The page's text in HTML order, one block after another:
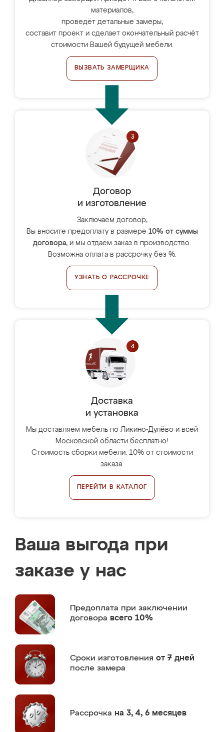
материалов,
проведёт детальные замеры,
составит проект и сделает окончательный расчёт
стоимости Вашей будущей мебели.
ВЫЗВАТЬ ЗАМЕРЩИКА
Договор
и изготовление
Заключаем договор,
Вы вносите предоплату в размере 10% от суммы
договора, и мы отдаём заказ в производство.
Возможна оплата в рассрочку без %.
УЗНАТЬ О РАССРОЧКЕ
Доставка
и установка
Мы доставляем мебель по Ликино-Дулёво и всей
Московской области бесплатно!
Стоимость сборки мебели: 10% от стоимости
заказа.
ПЕРЕЙТИ В КАТАЛОГ
Ваша выгода при
заказе у нас
Предоплата при заключении
договора всего 10%
Сроки изготовления от 7 дней
после замера
Рассрочка на 3, 4, 6 месяцев